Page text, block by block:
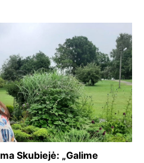
Skubiejė: „Galime